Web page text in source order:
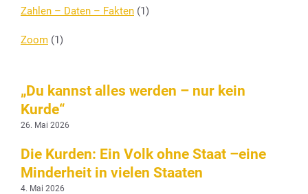
Zahlen – Daten – Fakten (1)
Zoom (1)
„Du kannst alles werden – nur kein
Kurde“
26. Mai 2026
Die Kurden: Ein Volk ohne Staat –eine
Minderheit in vielen Staaten
4. Mai 2026